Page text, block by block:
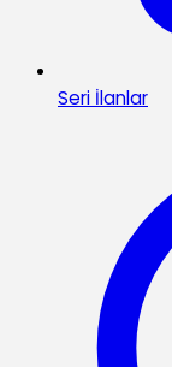
Seri İlanlar